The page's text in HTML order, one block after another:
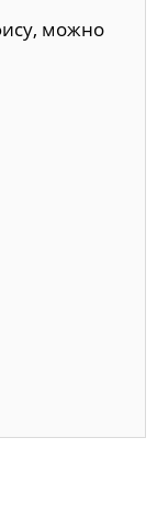
можно